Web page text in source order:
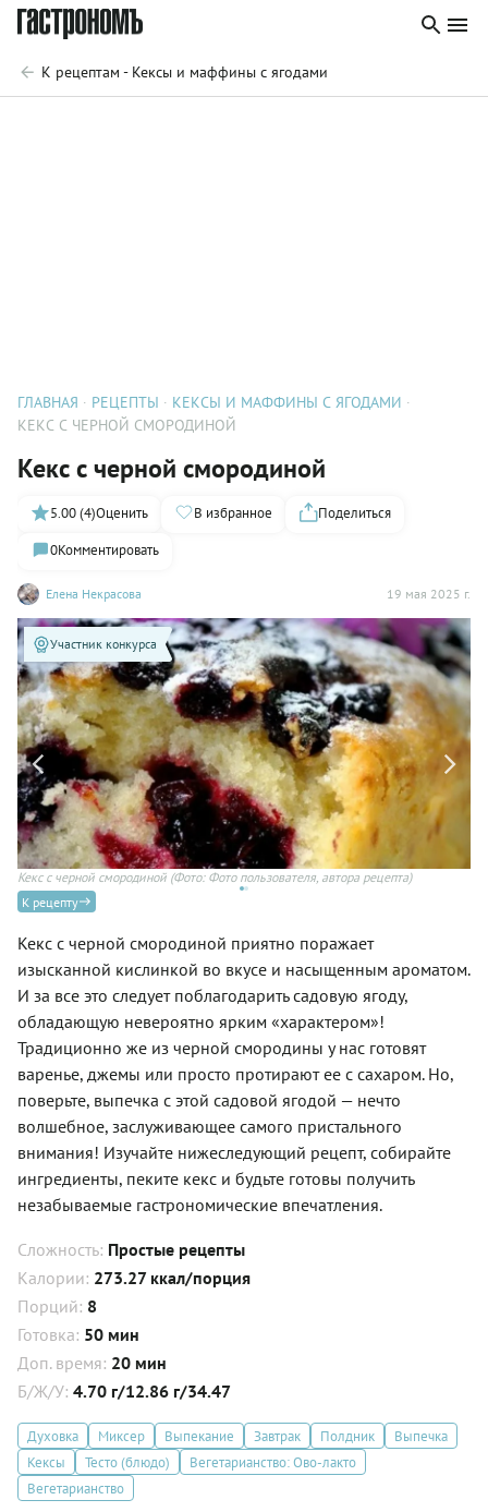
К рецептам - Кексы и маффины с ягодами
ГЛАВНАЯ РЕЦЕПТЫ
КЕКСЫ И МАФФИНЫ С ЯГОДАМИ
КЕКС С ЧЕРНОЙ СМОРОДИНОЙ
Кекс с черной смородиной
Елена Некрасова 19 мая 2025 г.
5.00 (4)Оценить В избранное
Поделиться
0Комментировать
Участник конкурса
Кекс с черной смородиной (Фото: Фото пользователя, автора рецепта)
К рецепту
Кекс с черной смородиной приятно поражает
изысканной кислинкой во вкусе и насыщенным ароматом.
И за все это следует поблагодарить садовую ягоду,
обладающую невероятно ярким «характером»!
Традиционно же из черной смородины у нас готовят
варенье, джемы или просто протирают ее с сахаром. Но,
поверьте, выпечка с этой садовой ягодой — нечто
волшебное, заслуживающее самого пристального
внимания! Изучайте нижеследующий рецепт, собирайте
ингредиенты, пеките кекс и будьте готовы получить
незабываемые гастрономические впечатления.
Сложность: Простые рецепты
Калории: 273.27 ккал/порция
Порций: 8
Готовка: 50 мин
Доп. время: 20 мин
Б/Ж/У: 4.70 г/12.86 г/34.47
Духовка Миксер Выпекание Завтрак Полдник
Выпечка
Кексы
Тесто (блюдо)
Вегетарианство: Ово-лакто
Вегетарианство